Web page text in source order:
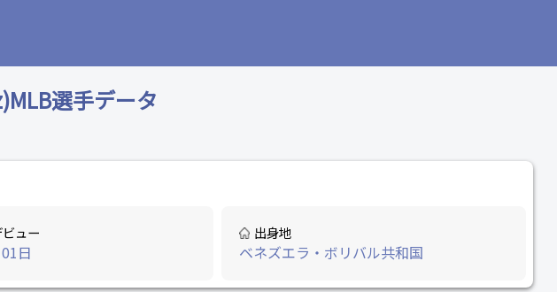
選手データ
ュー
日
出身地
ベネズエラ・ボリバル共和国